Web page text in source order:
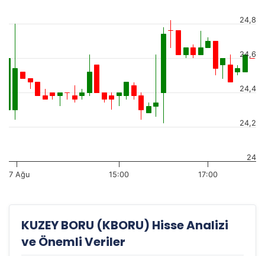
7 Ağu 15:00 17:00
24
24,2
24,4
24,6
24,8
KUZEY BORU (KBORU) Hisse Analizi
ve Önemli Veriler